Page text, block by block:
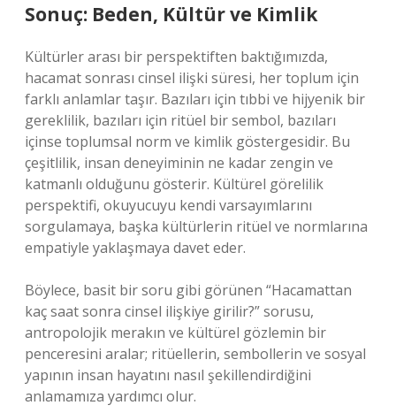
Sonuç: Beden, Kültür ve Kimlik
Kültürler arası bir perspektiften baktığımızda,
hacamat sonrası cinsel ilişki süresi, her toplum için
farklı anlamlar taşır. Bazıları için tıbbi ve hijyenik bir
gereklilik, bazıları için ritüel bir sembol, bazıları
içinse toplumsal norm ve kimlik göstergesidir. Bu
çeşitlilik, insan deneyiminin ne kadar zengin ve
katmanlı olduğunu gösterir. Kültürel görelilik
perspektifi, okuyucuyu kendi varsayımlarını
sorgulamaya, başka kültürlerin ritüel ve normlarına
empatiyle yaklaşmaya davet eder.
Böylece, basit bir soru gibi görünen “Hacamattan
kaç saat sonra cinsel ilişkiye girilir?” sorusu,
antropolojik merakın ve kültürel gözlemin bir
penceresini aralar; ritüellerin, sembollerin ve sosyal
yapının insan hayatını nasıl şekillendirdiğini
anlamamıza yardımcı olur.